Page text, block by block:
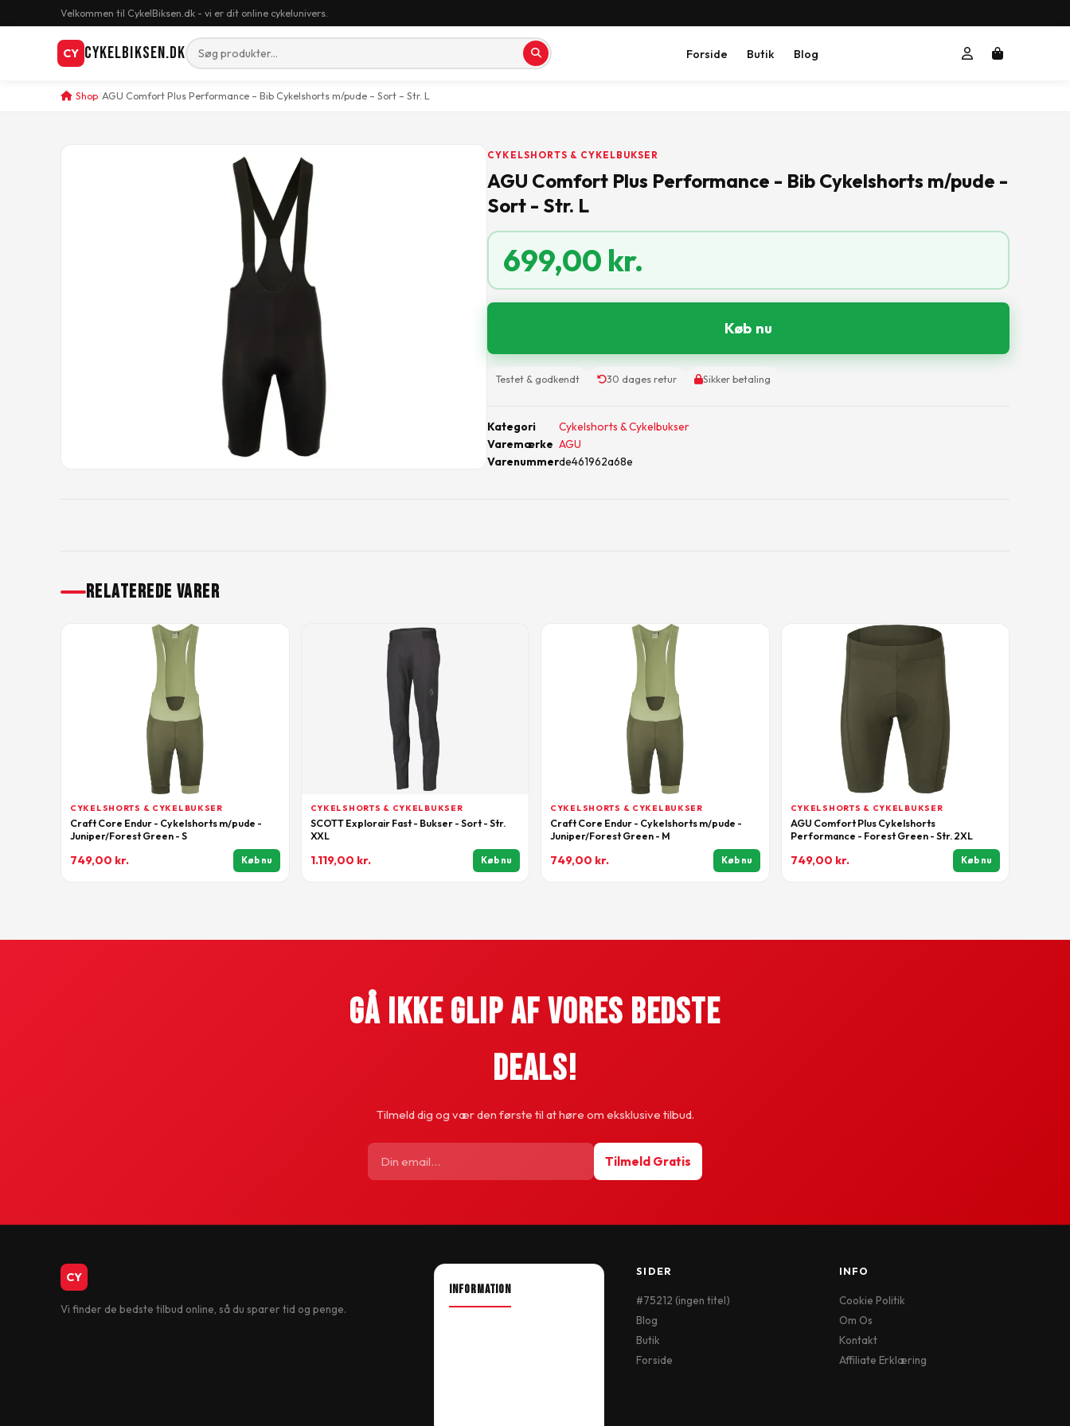
Velkommen til CykelBiksen.dk - vi er dit online cykelunivers.
CY CykelBiksen.dk Forside Butik Blog
Shop AGU Comfort Plus Performance – Bib Cykelshorts m/pude – Sort – Str. L
CYKELSHORTS & CYKELBUKSER
AGU Comfort Plus Performance - Bib Cykelshorts m/pude -
Sort - Str. L
699,00 kr.
Køb nu
Testet & godkendt 30 dages retur Sikker betaling
Kategori
Cykelshorts & Cykelbukser
Varemærke AGU
Varenummerde461962a68e
RELATEREDE VARER
CYKELSHORTS & CYKELBUKSER
Craft Core Endur - Cykelshorts m/pude -
Juniper/Forest Green - S
749,00 kr. Køb nu
CYKELSHORTS & CYKELBUKSER
SCOTT Explorair Fast - Bukser - Sort - Str.
XXL
1.119,00 kr. Køb nu
CYKELSHORTS & CYKELBUKSER
Craft Core Endur - Cykelshorts m/pude -
Juniper/Forest Green - M
749,00 kr. Køb nu
CYKELSHORTS & CYKELBUKSER
AGU Comfort Plus Cykelshorts
Performance - Forest Green - Str. 2XL
749,00 kr. Køb nu
Gå Ikke Glip Af Vores Bedste
Deals!
Tilmeld dig og vær den første til at høre om eksklusive tilbud.
Tilmeld Gratis
CY
Vi finder de bedste tilbud online, så du sparer tid og penge.
INFORMATION
SIDER
#75212 (ingen titel)
Blog
Butik
Forside
INFO
Cookie Politik
Om Os
Kontakt
Affiliate Erklæring